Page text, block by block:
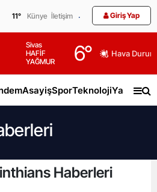
11° Künye İletişim Giriş Yap
Sivas
HAFİF
YAĞMUR
6° Hava
AsayişSporTeknolojiYaşam
Haberleri